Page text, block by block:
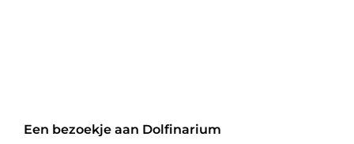
Een bezoekje aan Dolfinarium